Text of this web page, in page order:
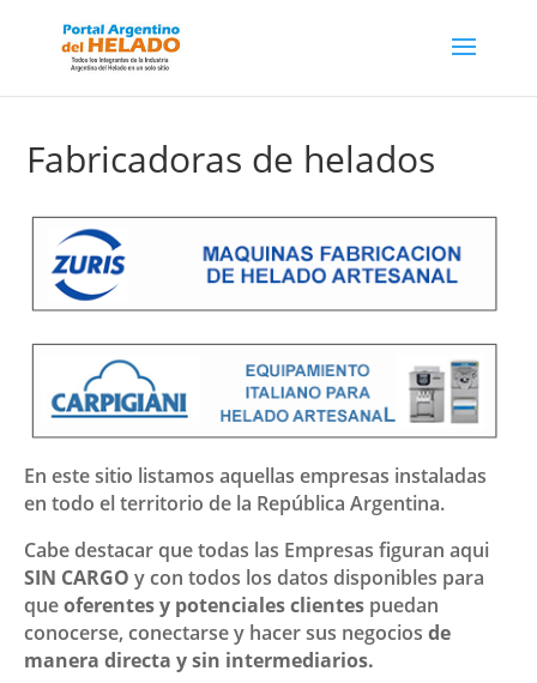
Fabricadoras de helados
En este sitio listamos aquellas empresas instaladas
en todo el territorio de la República Argentina.
Cabe destacar que todas las Empresas figuran aqui
SIN CARGO y con todos los datos disponibles para
queoferentes y potenciales clientes puedan
conocerse, conectarse y hacer sus negociosde
manera directa y sin intermediarios.